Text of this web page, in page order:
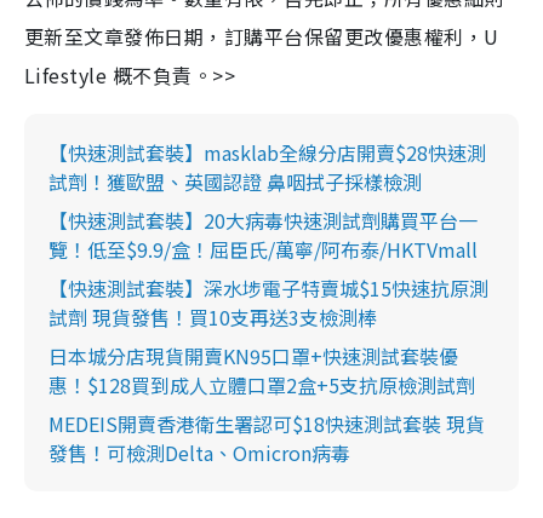
更新至文章發佈日期，訂購平台保留更改優惠權利，U
Lifestyle 概不負責。>>
【快速測試套裝】masklab全線分店開賣$28快速測
試劑！獲歐盟、英國認證 鼻咽拭子採樣檢測
【快速測試套裝】20大病毒快速測試劑購買平台一
覽！低至$9.9/盒！屈臣氏/萬寧/阿布泰/HKTVmall
【快速測試套裝】深水埗電子特賣城$15快速抗原測
試劑 現貨發售！買10支再送3支檢測棒
日本城分店現貨開賣KN95口罩+快速測試套裝優
惠！$128買到成人立體口罩2盒+5支抗原檢測試劑
MEDEIS開賣香港衛生署認可$18快速測試套裝 現貨
發售！可檢測Delta、Omicron病毒